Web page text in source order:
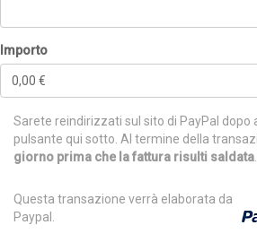
Importo
0,00 €
Sarete reindirizzati sul sito di PayPal dopo
pulsante qui sotto. Al termine della
giorno prima che la fattura risulti saldata
Questa transazione verrà elaborata da
Paypal.